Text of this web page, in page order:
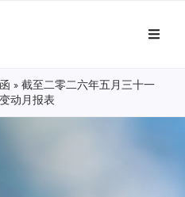
» 截至二零二六年五月三十一
动月报表